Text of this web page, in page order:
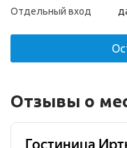
Отдельный вход
Отзывы о